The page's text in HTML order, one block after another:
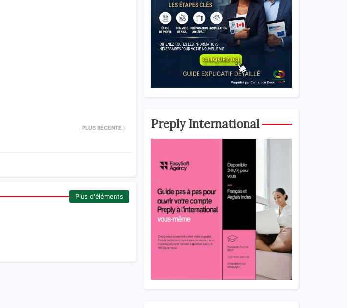
PLUS RÉCENTE
Plus d'éléments
Preply International